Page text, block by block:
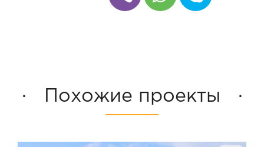
· Похожие проекты ·